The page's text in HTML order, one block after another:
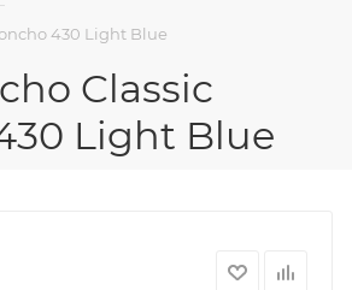
430 Light Blue
Classic
Light Blue